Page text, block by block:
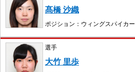
髙橋 沙織
ポジション：ウィングスパイカー
選手
大竹 里歩